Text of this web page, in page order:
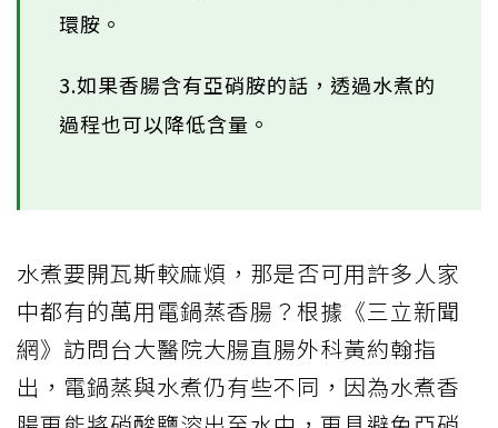
環胺。
3.如果香腸含有亞硝胺的話，透過水煮的
過程也可以降低含量。
水煮要開瓦斯較麻煩，那是否可用許多人家
中都有的萬用電鍋蒸香腸？根據《三立新聞
網》訪問台大醫院大腸直腸外科黃約翰指
出，電鍋蒸與水煮仍有些不同，因為水煮香